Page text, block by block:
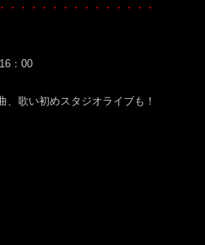
・・・・・・・・・・・・・・
：00
、歌い初めスタジオライブも！